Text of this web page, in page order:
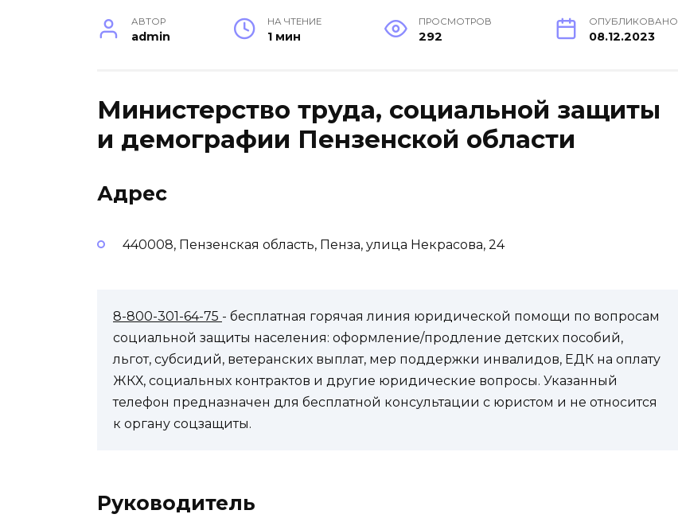
АВТОР
admin
НА ЧТЕНИЕ
1 мин
ПРОСМОТРОВ
292
ОПУБЛИКОВАНО
08.12.2023
Министерство труда, социальной защиты
и демографии Пензенской области
Адрес
440008, Пензенская область, Пенза, улица Некрасова, 24
8-800-301-64-75 - бесплатная горячая линия юридической помощи по вопросам
социальной защиты населения: оформление/продление детских пособий,
льгот, субсидий, ветеранских выплат, мер поддержки инвалидов, ЕДК на оплату
ЖКХ, социальных контрактов и другие юридические вопросы. Указанный
телефон предназначен для бесплатной консультации с юристом и не относится
к органу соцзащиты.
Руководитель